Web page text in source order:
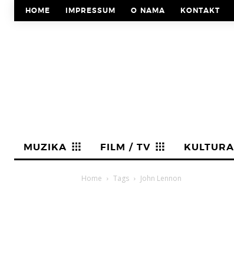
HOME IMPRESSUM O NAMA KONTAKT
MUZIKA FILM / TV KULTURA
Home Tags John Lennon